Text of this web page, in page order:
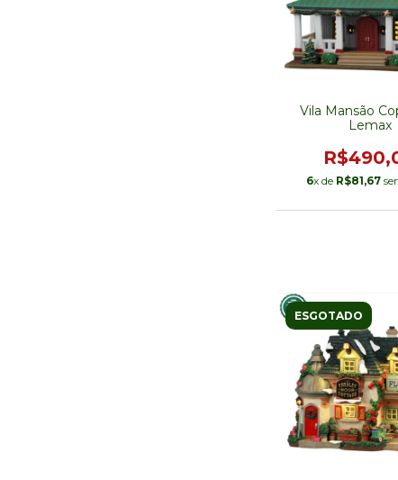
Vila Mansão
Lemax
6x de R$81,67
ESGOTADO